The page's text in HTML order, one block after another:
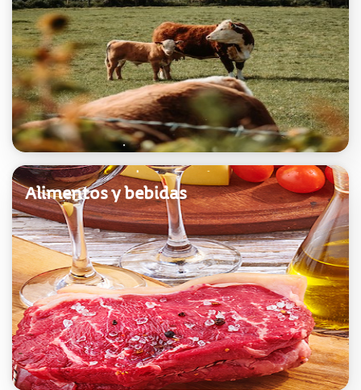
Acceder
Alimentos y bebidas